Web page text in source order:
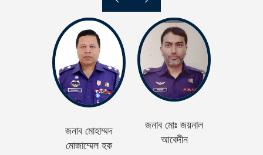
জনাব মোহাম্মদ
মোজাম্মেল হক
জনাব মোঃ জয়নাল
আবেদীন